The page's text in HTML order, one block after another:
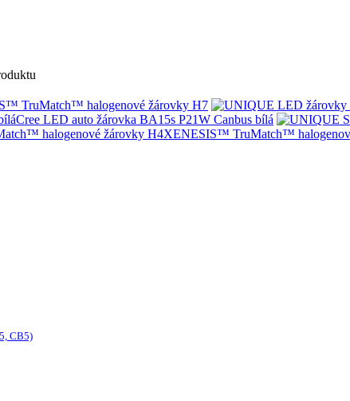
TruMatch™ halogenové žárovky H7
Cree LED auto žárovka BA15s P21W Canbus bílá
XENESIS™ TruMatch™
CB5)